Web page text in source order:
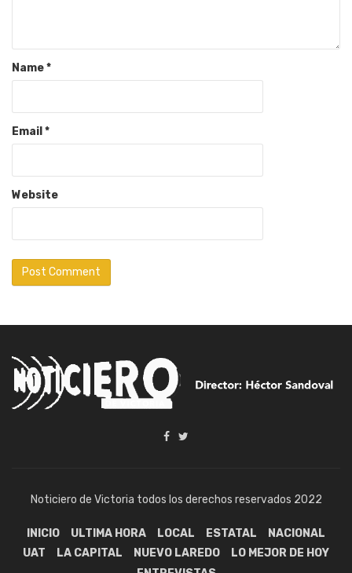
Name*
Email *
Website
Noticiero de Victoria todos los derechos reservados 2022
INICIO ULTIMA HORA LOCAL ESTATAL
NACIONAL
UAT
LA CAPITAL NUEVO LAREDO
LO MEJOR DE HOY